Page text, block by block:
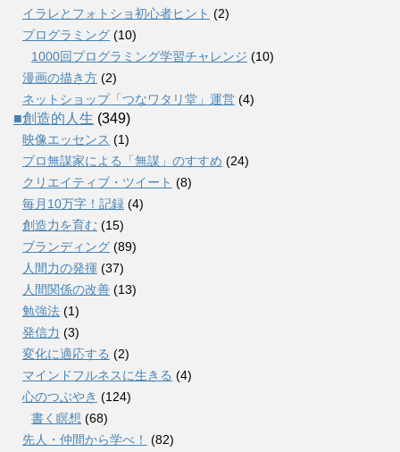
イラレとフォトショ初心者ヒント (2)
プログラミング (10)
1000回プログラミング学習チャレンジ (10)
漫画の描き方 (2)
ネットショップ「つなワタリ堂」運営 (4)
■創造的人生 (349)
映像エッセンス (1)
プロ無謀家による「無謀」のすすめ (24)
クリエイティブ・ツイート (8)
毎月10万字！記録 (4)
創造力を育む (15)
ブランディング (89)
人間力の発揮 (37)
人間関係の改善 (13)
勉強法 (1)
発信力 (3)
変化に適応する (2)
マインドフルネスに生きる (4)
心のつぶやき (124)
書く瞑想 (68)
先人・仲間から学べ！
(82)